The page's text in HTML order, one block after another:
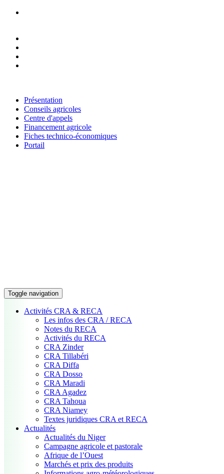
Présentation
Conseils agricoles
Centre d'appels
Financement agricole
Fiches technico-économiques
Portail
Toggle navigation
Activités CRA & RECA
Les infos des CRA / RECA
Notes du RECA
Activités du RECA
CRA Zinder
CRA Tillabéri
CRA Diffa
CRA Dosso
CRA Maradi
CRA Agadez
CRA Tahoua
CRA Niamey
Textes juridiques CRA et RECA
Actualités
Actualités du Niger
Campagne agricole et pastorale
Afrique de l’Ouest
Marchés et prix des produits